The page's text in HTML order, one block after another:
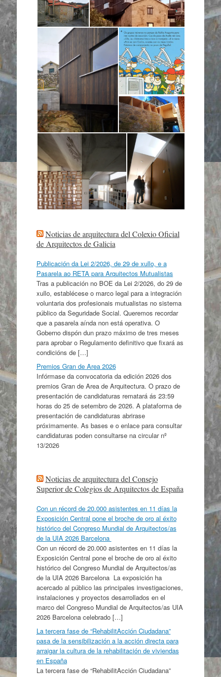
Noticias de arquitectura del Colexio Oficial
de Arquitectos de Galicia
Publicación da Lei 2/2026, de 29 de xullo, e a
Pasarela ao RETA para Arquitectos Mutualistas
Tras a publicación no BOE da Lei 2/2026, do 29 de
xullo, establécese o marco legal para a integración
voluntaria dos profesionais mutualistas no sistema
público da Seguridade Social. Queremos recordar
que a pasarela aínda non está operativa. O
Goberno dispón dun prazo máximo de tres meses
para aprobar o Regulamento definitivo que fixará as
condicións de […]
Premios Gran de Area 2026
Infórmase da convocatoria da edición 2026 dos
premios Gran de Area de Arquitectura. O prazo de
presentación de candidaturas rematará ás 23:59
horas do 25 de setembro de 2026. A plataforma de
presentación de candidaturas abrirase
próximamente. As bases e o enlace para consultar
candidaturas poden consultarse na circular nº
13/2026
Noticias de arquitectura del Consejo
Superior de Colegios de Arquitectos de España
Con un récord de 20.000 asistentes en 11 días la
Exposición Central pone el broche de oro al éxito
histórico del Congreso Mundial de Arquitectos/as
de la UIA 2026 Barcelona
Con un récord de 20.000 asistentes en 11 días la
Exposición Central pone el broche de oro al éxito
histórico del Congreso Mundial de Arquitectos/as
de la UIA 2026 Barcelona La exposición ha
acercado al público las principales investigaciones,
instalaciones y proyectos desarrollados en el
marco del Congreso Mundial de Arquitectos/as UIA
2026 Barcelona celebrado […]
La tercera fase de “RehabilitAcción Ciudadana”
pasa de la sensibilización a la acción directa para
arraigar la cultura de la rehabilitación de viviendas
en España
La tercera fase de “RehabilitAcción Ciudadana”